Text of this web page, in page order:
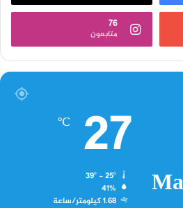
76
متابعون
27
℃
41%
1.68 كيلومتر/ساعة